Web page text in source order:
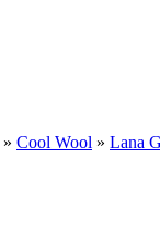
» Cool Wool » Lana